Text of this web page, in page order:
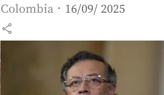
Colombia 16/09/ 2025
share